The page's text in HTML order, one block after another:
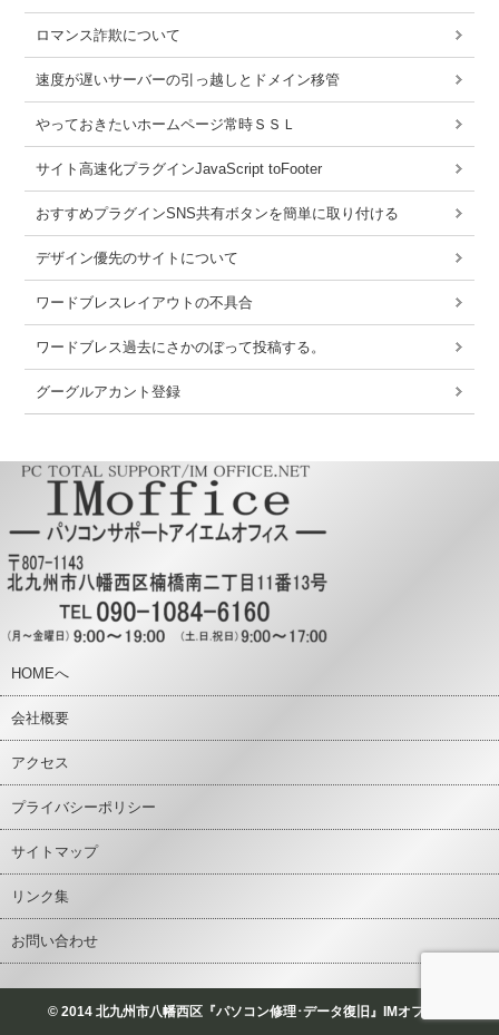
ロマンス詐欺について
速度が遅いサーバーの引っ越しとドメイン移管
やっておきたいホームページ常時ＳＳＬ
サイト高速化プラグインJavaScript toFooter
おすすめプラグインSNS共有ボタンを簡単に取り付ける
デザイン優先のサイトについて
ワードブレスレイアウトの不具合
ワードブレス過去にさかのぼって投稿する。
グーグルアカント登録
HOMEへ
会社概要
アクセス
プライバシーポリシー
サイトマップ
リンク集
お問い合わせ
© 2014 北九州市八幡西区『パソコン修理･データ復旧』IMオフィス